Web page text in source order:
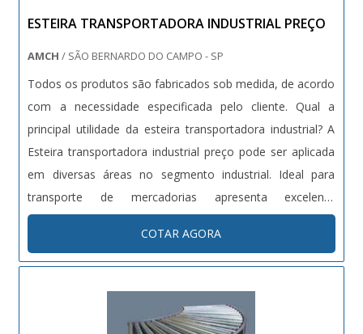
ESTEIRA TRANSPORTADORA INDUSTRIAL PREÇO
AMCH / SÃO BERNARDO DO CAMPO - SP
Todos os produtos são fabricados sob medida, de acordo
com a necessidade especificada pelo cliente. Qual a
principal utilidade da esteira transportadora industrial? A
Esteira transportadora industrial preço pode ser aplicada
em diversas áreas no segmento industrial. Ideal para
transporte de mercadorias apresenta excelente
desempenho nas linhas de montagem e de produção. Na
construção civil a Esteira transportadora industrial
transporta areia, ....
COTAR AGORA